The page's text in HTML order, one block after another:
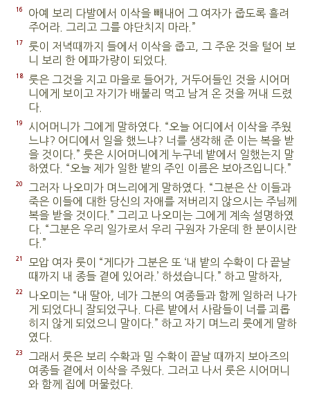
16
아예 보리 다발에서 이삭을 빼내어 그 여자가 줍도록 흘려
주어라. 그리고 그를 야단치지 마라.”
17
룻이 저녁때까지 들에서 이삭을 줍고, 그 주운 것을 털어 보
니 보리 한 에파가량이 되었다.
18
룻은 그것을 지고 마을로 들어가, 거두어들인 것을 시어머
니에게 보이고 자기가 배불리 먹고 남겨 온 것을 꺼내 드렸
다.
19
시어머니가 그에게 말하였다. “오늘 어디에서 이삭을 주웠
느냐? 어디에서 일을 했느냐? 너를 생각해 준 이는 복을 받
을 것이다.” 룻은 시어머니에게 누구네 밭에서 일했는지 말
하였다. “오늘 제가 일한 밭의 주인 이름은 보아즈입니다.”
20
그러자 나오미가 며느리에게 말하였다. “그분은 산 이들과
죽은 이들에 대한 당신의 자애를 저버리지 않으시는 주님께
복을 받을 것이다.” 그리고 나오미는 그에게 계속 설명하였
다. “그분은 우리 일가로서 우리 구원자 가운데 한 분이시란
다.”
21
모압 여자 룻이 “게다가 그분은 또 ‘내 밭의 수확이 다 끝날
때까지 내 종들 곁에 있어라.’ 하셨습니다.” 하고 말하자,
22
나오미는 “내 딸아, 네가 그분의 여종들과 함께 일하러 나가
게 되었다니 잘되었구나. 다른 밭에서 사람들이 너를 괴롭
히지 않게 되었으니 말이다.” 하고 자기 며느리 룻에게 말하
였다.
23
그래서 룻은 보리 수확과 밀 수확이 끝날 때까지 보아즈의
여종들 곁에서 이삭을 주웠다. 그러고 나서 룻은 시어머니
와 함께 집에 머물렀다.